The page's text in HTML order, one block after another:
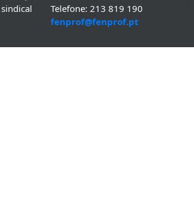
Telefone: 213 819 190
fenprof@fenprof.pt